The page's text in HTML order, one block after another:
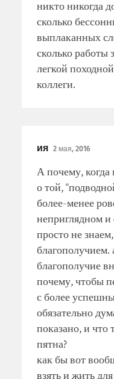
никто никогда
сколько
выплаканных
сколько работы
легкой
коллеги.
ия 2 мая, 2016
А почему,
о той,
более-менее
неприглядном
просто не
благополучием.
благополучие
почему, чтобы
с более
обязательно
показано, и что
пятна?
как бы вот
взять и жить